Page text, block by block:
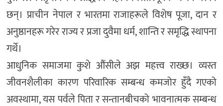
छन्। प्राचीन नेपाल र भारतमा राजाहरूले विशेष पूजा, दान र
अनुष्ठानहरू गरेर राज्य र प्रजा दुवैमा धर्म, शान्ति र समृद्धि स्थापना
गर्थे।
आधुनिक समाजमा कुशे औंसीले अझ महत्त्व राख्छ। व्यस्त
जीवनशैलीका कारण परिवारिक सम्बन्ध कमजोर हुँदै गएको
अवस्थामा, यस पर्वले पिता र सन्तानबीचको भावनात्मक सम्बन्ध